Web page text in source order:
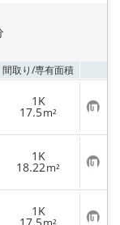
間取り/専有面積
1K
17.5m² お
気
に
入
り
登
録
1K
18.22m² お
気
に
入
り
1K
お